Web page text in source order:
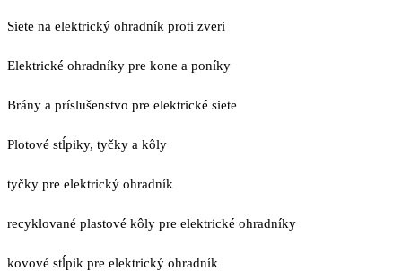
Siete na elektrický ohradník proti zveri
Elektrické ohradníky pre kone a poníky
Brány a príslušenstvo pre elektrické siete
Plotové stĺpiky, tyčky a kôly
tyčky pre elektrický ohradník
recyklované plastové kôly pre elektrické ohradníky
kovové stĺpik pre elektrický ohradník